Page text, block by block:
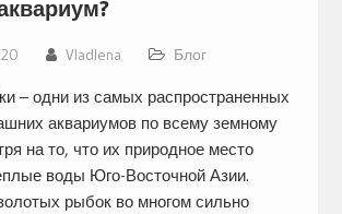
Vladlena Блог
– одни из самых распространенных
аквариумов по всему земному
на то, что их природное место
воды Юго-Восточной Азии.
рыбок во многом сильно